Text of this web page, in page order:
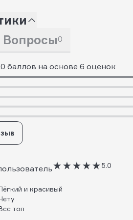
Вопросы0
баллов на основе 6 оценок
5.0
и красивый
топ